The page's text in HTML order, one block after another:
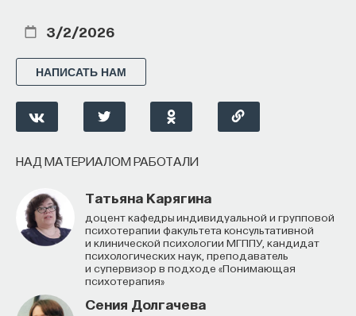
3/2/2026
НАПИСАТЬ НАМ
НАД МАТЕРИАЛОМ РАБОТАЛИ
Татьяна Карягина
доцент кафедры индивидуальной и групповой
психотерапии факультета консультативной
и клинической психологии МГППУ, кандидат
психологических наук, преподаватель
и супервизор в подходе «Понимающая
психотерапия»
Сения Долгачева